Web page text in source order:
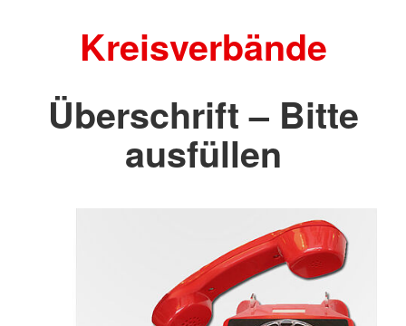
Kreisverbände
Überschrift – Bitte
ausfüllen